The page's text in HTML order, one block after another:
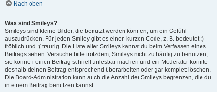
Nach oben
Was sind Smileys?
Smileys sind kleine Bilder, die benutzt werden können, um ein Gefühl
auszudrücken. Für jeden Smiley gibt es einen kurzen Code, z. B. bedeutet :)
fröhlich und :( traurig. Die Liste aller Smileys kannst du beim Verfassen eines
Beitrags sehen. Versuche bitte trotzdem, Smileys nicht zu häufig zu benutzen,
sie können einen Beitrag schnell unlesbar machen und ein Moderator könnte
deshalb deinen Beitrag entsprechend überarbeiten oder gar komplett löschen.
Die Board-Administration kann auch die Anzahl der Smileys begrenzen, die du
in einem Beitrag benutzen kannst.